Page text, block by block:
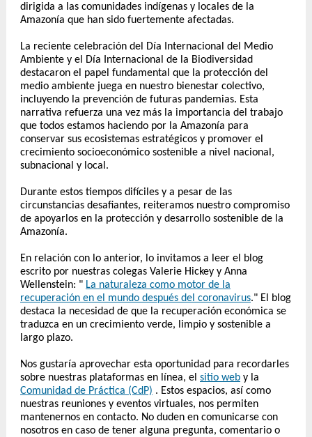
dirigida a las comunidades indígenas y locales de la
Amazonía que han sido fuertemente afectadas.
La reciente celebración del Día Internacional del Medio
Ambiente y el Día Internacional de la Biodiversidad
destacaron el papel fundamental que la protección del
medio ambiente juega en nuestro bienestar colectivo,
incluyendo la prevención de futuras pandemias. Esta
narrativa refuerza una vez más la importancia del trabajo
que todos estamos haciendo por la Amazonía para
conservar sus ecosistemas estratégicos y promover el
crecimiento socioeconómico sostenible a nivel nacional,
subnacional y local.
Durante estos tiempos difíciles y a pesar de las
circunstancias desafiantes, reiteramos nuestro compromiso
de apoyarlos en la protección y desarrollo sostenible de la
Amazonía.
En relación con lo anterior, lo invitamos a leer el blog
escrito por nuestras colegas Valerie Hickey y Anna
Wellenstein: " La naturaleza como motor de la
recuperación en el mundo después del coronavirus." El blog
destaca la necesidad de que la recuperación económica se
traduzca en un crecimiento verde, limpio y sostenible a
largo plazo.
Nos gustaría aprovechar esta oportunidad para recordarles
sobre nuestras plataformas en línea, el sitio web y la
Comunidad de Práctica (CdP) . Estos espacios, así como
nuestras reuniones y eventos virtuales, nos permiten
mantenernos en contacto. No duden en comunicarse con
nosotros en caso de tener alguna pregunta, comentario o